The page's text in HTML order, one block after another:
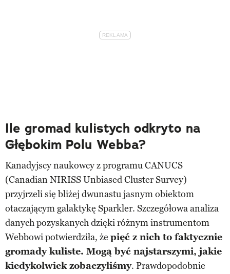
Ile gromad kulistych odkryto na
Głębokim Polu Webba?
Kanadyjscy naukowcy z programu CANUCS
(Canadian NIRISS Unbiased Cluster Survey)
przyjrzeli się bliżej dwunastu jasnym obiektom
otaczającym galaktykę Sparkler. Szczegółowa analiza
danych pozyskanych dzięki różnym instrumentom
Webbowi potwierdziła, że pięć z nich to faktycznie
gromady kuliste. Mogą być najstarszymi, jakie
kiedykolwiek zobaczyliśmy. Prawdopodobnie